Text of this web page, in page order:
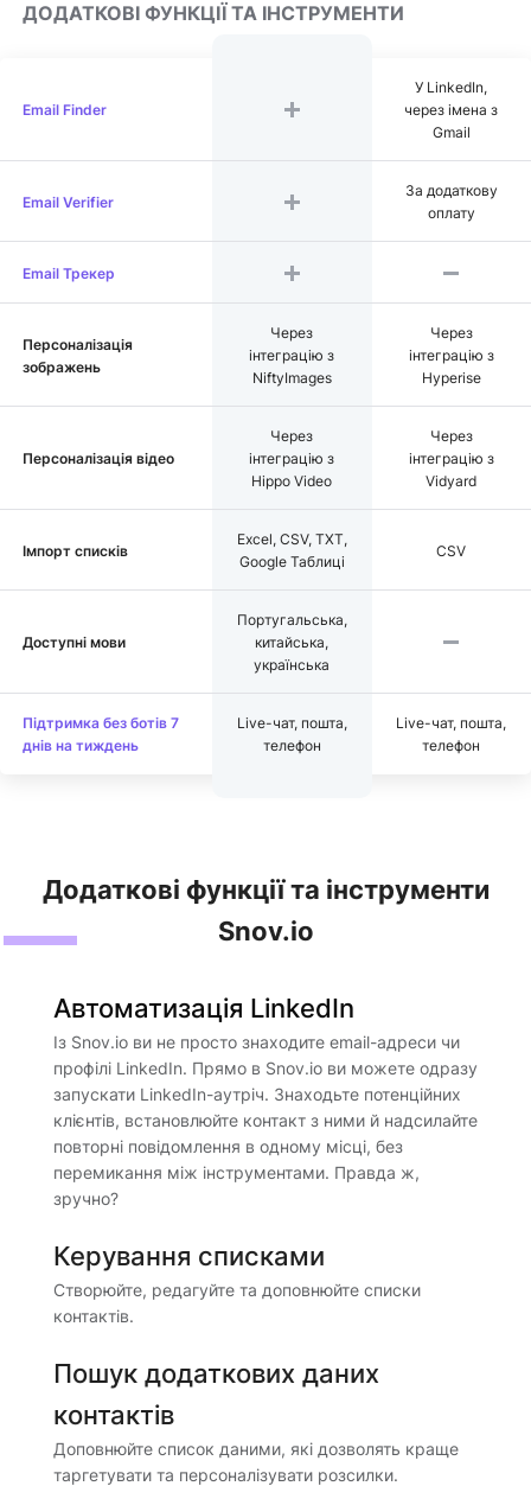
ДОДАТКОВІ ФУНКЦІЇ ТА ІНСТРУМЕНТИ
Email Finder
У LinkedIn,
через імена з
Gmail
Email Verifier
За додаткову
оплату
Email Трекер
Персоналізація
зображень
Через
інтеграцію з
NiftyImages
Через
інтеграцію з
Hyperise
Персоналізація відео
Через
інтеграцію з
Hippo Video
Через
інтеграцію з
Vidyard
Імпорт списків
Excel, CSV, TXT,
Google Таблиці
CSV
Доступні мови
Португальська,
китайська,
українська
Підтримка без ботів 7
днів на тиждень
Live-чат, пошта,
телефон
Live-чат, пошта,
телефон
Додаткові функції та інструменти
Snov.io
Автоматизація LinkedIn
Із Snov.io ви не просто знаходите email-адреси чи
профілі LinkedIn. Прямо в Snov.io ви можете одразу
запускати LinkedIn-аутріч. Знаходьте потенційних
клієнтів, встановлюйте контакт з ними й надсилайте
повторні повідомлення в одному місці, без
перемикання між інструментами. Правда ж,
зручно?
Керування списками
Створюйте, редагуйте та доповнюйте списки
контактів.
Пошук додаткових даних
контактів
Доповнюйте список даними, які дозволять краще
таргетувати та персоналізувати розсилки.